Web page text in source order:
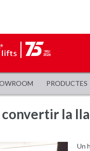
PRODUCTES
la
Un